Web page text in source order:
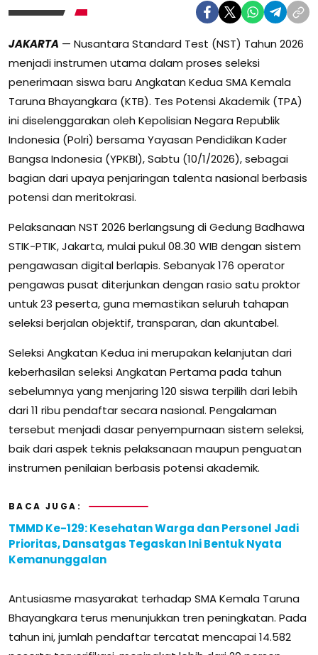
JAKARTA — Nusantara Standard Test (NST) Tahun 2026
menjadi instrumen utama dalam proses seleksi
penerimaan siswa baru Angkatan Kedua SMA Kemala
Taruna Bhayangkara (KTB). Tes Potensi Akademik (TPA)
ini diselenggarakan oleh Kepolisian Negara Republik
Indonesia (Polri) bersama Yayasan Pendidikan Kader
Bangsa Indonesia (YPKBI), Sabtu (10/1/2026), sebagai
bagian dari upaya penjaringan talenta nasional berbasis
potensi dan meritokrasi.
Pelaksanaan NST 2026 berlangsung di Gedung Badhawa
STIK-PTIK, Jakarta, mulai pukul 08.30 WIB dengan sistem
pengawasan digital berlapis. Sebanyak 176 operator
pengawas pusat diterjunkan dengan rasio satu proktor
untuk 23 peserta, guna memastikan seluruh tahapan
seleksi berjalan objektif, transparan, dan akuntabel.
Seleksi Angkatan Kedua ini merupakan kelanjutan dari
keberhasilan seleksi Angkatan Pertama pada tahun
sebelumnya yang menjaring 120 siswa terpilih dari lebih
dari 11 ribu pendaftar secara nasional. Pengalaman
tersebut menjadi dasar penyempurnaan sistem seleksi,
baik dari aspek teknis pelaksanaan maupun penguatan
instrumen penilaian berbasis potensi akademik.
BACA JUGA:
TMMD Ke-129: Kesehatan Warga dan Personel Jadi
Prioritas, Dansatgas Tegaskan Ini Bentuk Nyata
Kemanunggalan
Antusiasme masyarakat terhadap SMA Kemala Taruna
Bhayangkara terus menunjukkan tren peningkatan. Pada
tahun ini, jumlah pendaftar tercatat mencapai 14.582